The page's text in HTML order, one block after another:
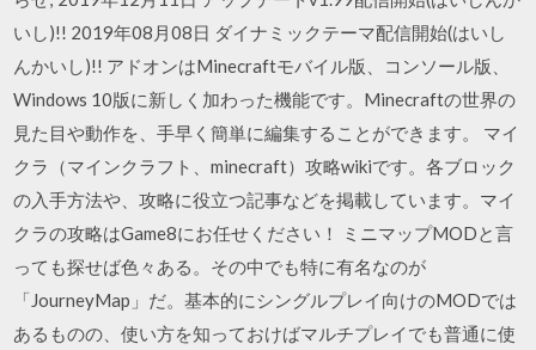
いし)!! 2019年08月08日 ダイナミックテーマ配信開始(はいし
んかいし)!! アドオンはMinecraftモバイル版、コンソール版、
Windows 10版に新しく加わった機能です。Minecraftの世界の
見た目や動作を、手早く簡単に編集することができます。 マイ
クラ（マインクラフト、minecraft）攻略wikiです。各ブロック
の入手方法や、攻略に役立つ記事などを掲載しています。マイ
クラの攻略はGame8にお任せください！ ミニマップMODと言
っても探せば色々ある。その中でも特に有名なのが
「JourneyMap」だ。基本的にシングルプレイ向けのMODでは
あるものの、使い方を知っておけばマルチプレイでも普通に使